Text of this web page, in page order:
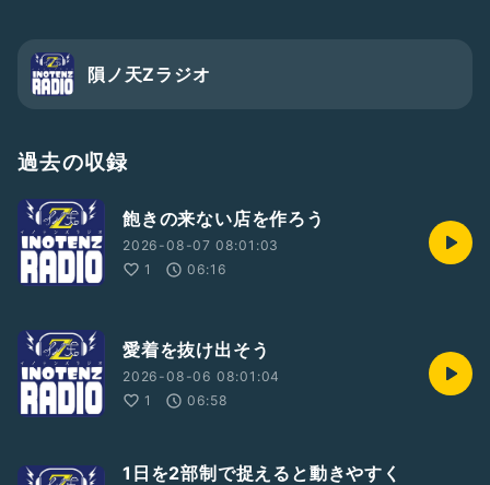
隕ノ天Zラジオ
過去の収録
飽きの来ない店を作ろう
2026-08-07 08:01:03
1
06:16
愛着を抜け出そう
2026-08-06 08:01:04
1
06:58
1日を2部制で捉えると動きやすく